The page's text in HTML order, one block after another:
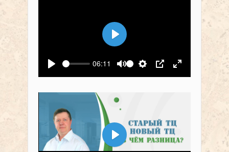
Воспроизвести
06:11
Выключить звук
Настройки
PIP На весь
Воспроизвести
Воспроизвести